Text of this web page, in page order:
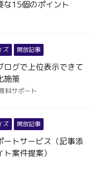
な15個のポイント
ズ 開放記事
ログで上位表示できて
施策
料サポート
ズ 開放記事
ートサービス（記事添
案件提案）